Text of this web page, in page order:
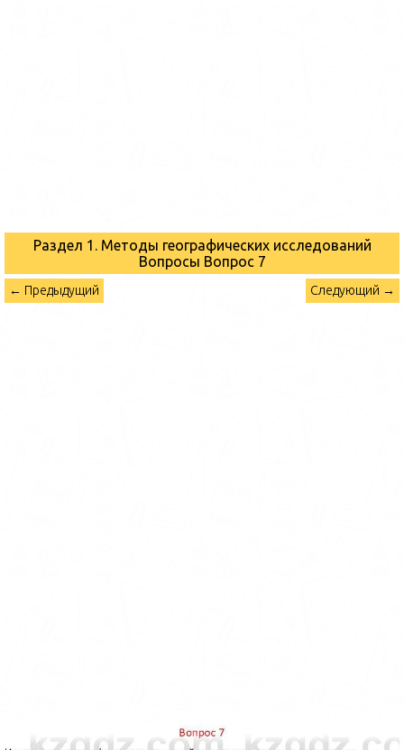
Раздел 1. Методы географических исследований
Вопросы Вопрос 7
← Предыдущий Следующий →